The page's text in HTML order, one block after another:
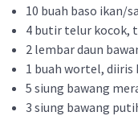
10 buah baso ikan/
4 butir telur kocok,
2 lembar daun
1 buah wortel, diiris
5 siung bawang
3 siung bawang